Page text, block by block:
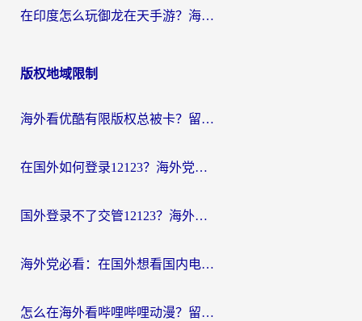
在印度怎么玩御龙在天手游？海外党畅玩国服的终极生存指南
版权地域限制
海外看优酷有限版权总被卡？留学生亲测有效的回国加速器选择指南
在国外如何登录12123？海外党必备的回国加速实用指南
国外登录不了交管12123？海外华人亲测有效的回国加速器选择指南
海外党必看：在国外想看国内电视剧用什么软件？3步解决地域限制
怎么在海外看哔哩哔哩动漫？留学生亲测有效的回国加速方案